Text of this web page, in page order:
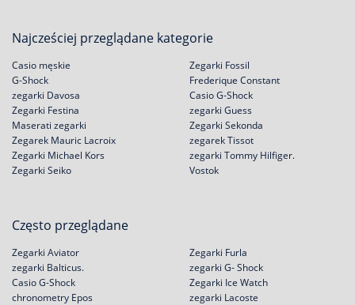
Najcześciej przeglądane kategorie
Casio męskie
G-Shock
zegarki Davosa
Zegarki Festina
Zegarki Fossil
Frederique Constant
Casio G-Shock
zegarki Guess
Maserati zegarki
Zegarek Mauric Lacroix
Zegarki Michael Kors
Zegarki Seiko
Zegarki Sekonda
zegarek Tissot
zegarki Tommy Hilfiger.
Vostok
Często przeglądane
Zegarki Aviator
zegarki Balticus.
Casio G-Shock
chronometry Epos
Zegarki Furla
zegarki G- Shock
Zegarki Ice Watch
zegarki Lacoste